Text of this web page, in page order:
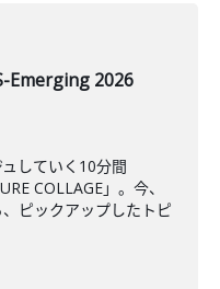
Emerging 2026
していく10分間
COLLAGE」。今、
ピックアップしたトピ